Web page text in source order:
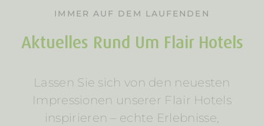
IMMER AUF DEM LAUFENDEN
Aktuelles Rund Um Flair Hotels
Lassen Sie sich von den neuesten
Impressionen unserer Flair Hotels
inspirieren – echte Erlebnisse,